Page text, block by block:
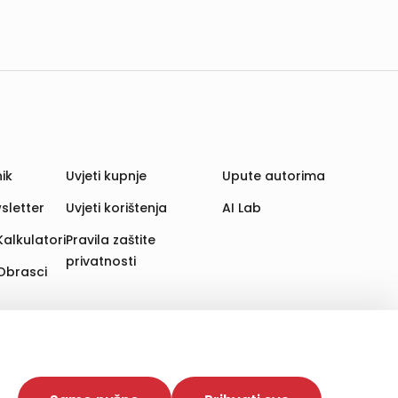
Time poboljšavamo korisničko iskustvo,
web stranica i uređaja u tu svrhu. Naši partneri
Uvjeti kupnje
Uvjeti korištenja
Pravila zaštite
privatnosti
Upute autorima
AI Lab